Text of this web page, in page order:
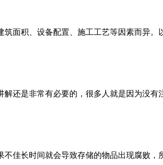
面积、设备配置、施工工艺等因素而异。
还是非常有必要的，很多人就是因为没有
佳长时间就会导致存储的物品出现腐败，